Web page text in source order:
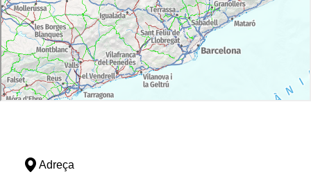
Adreça